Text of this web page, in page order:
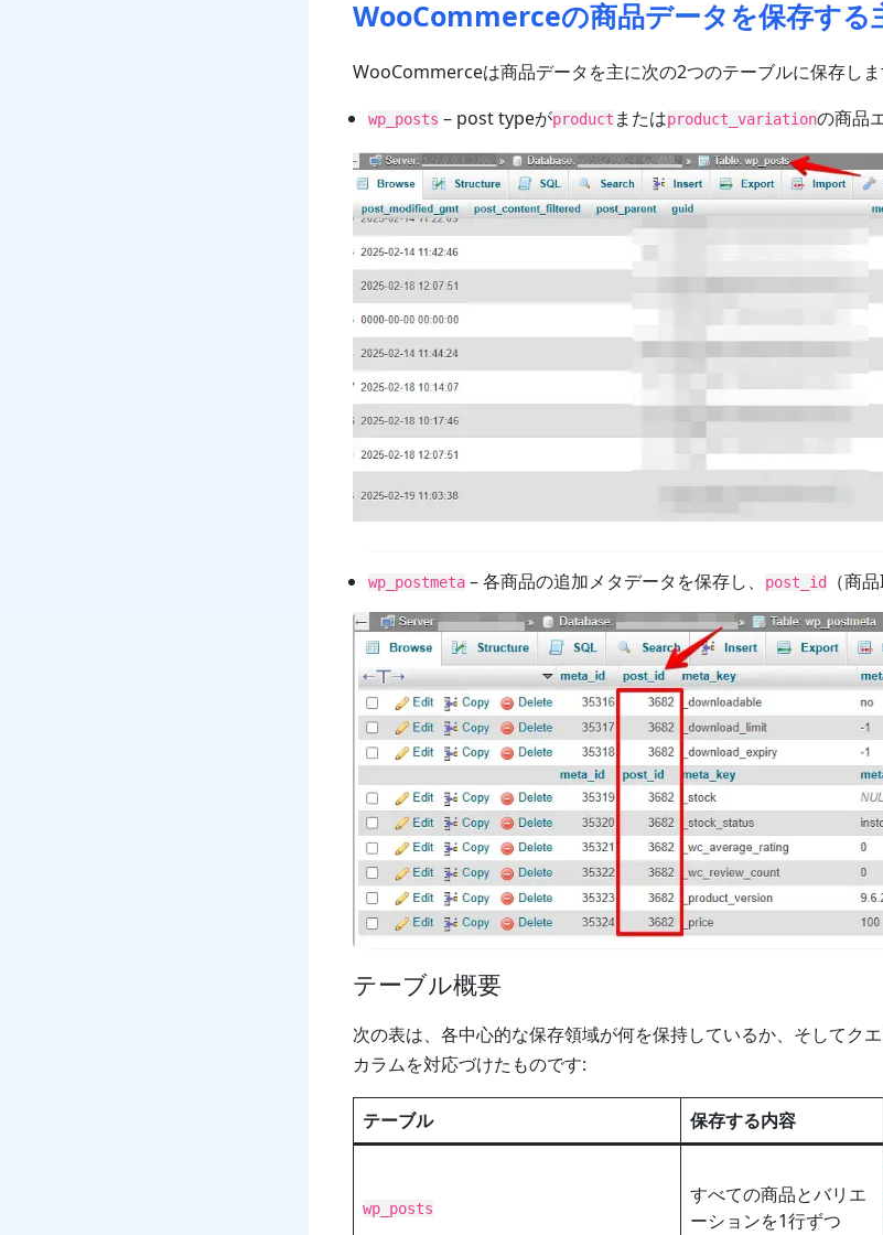
WooCommerceの商品データを保存する
WooCommerceは商品データを主に次の2つのテーブルに保存し
wp_posts – post typeがproduct またはproduct_variationの商品
wp_postmeta – 各商品の追加メタデータを保存し、 post_id （商
テーブル概要
次の表は、各中心的な保存領域が何を保持しているか、そしてク
カラムを対応づけたものです:
テーブル 保存する内容
wp_posts
すべての商品とバリエ
ーションを1行ずつ